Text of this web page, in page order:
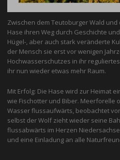
Zwischen dem Teutoburger Wald
Hase ihren Weg durch Geschichte
Hügel-, aber auch stark veränderte
der Mensch sie erst vor wenigen
Hochwasserschutzes in ihr
ihr nun wieder etwas mehr Raum.
Mit Erfolg: Die Hase wird zur Heimat
wie Fischotter und Biber. Meerforelle
Wasser flussaufwärts, beobachtet
selbst der Wolf zieht wieder seine
flussabwärts im Herzen
und eine Einladung an alle